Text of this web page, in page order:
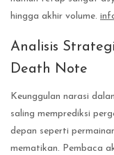
hingga akhir volume.
Analisis
Death Note
Keunggulan narasi
saling memprediksi
depan seperti
mematikan. Pembaca